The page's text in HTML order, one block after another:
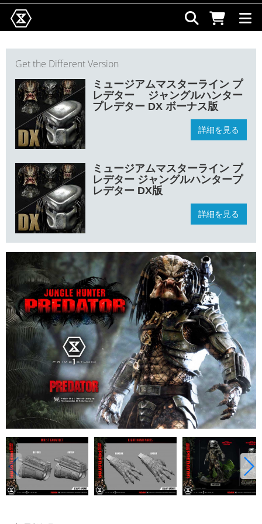
Get the Different Version
ミュージアムマスターライン プ
レデター ジャングルハンター
プレデター DX ボーナス版
詳細を見る
ミュージアムマスターライン プ
レデター ジャングルハンタープ
レデター DX版
詳細を見る